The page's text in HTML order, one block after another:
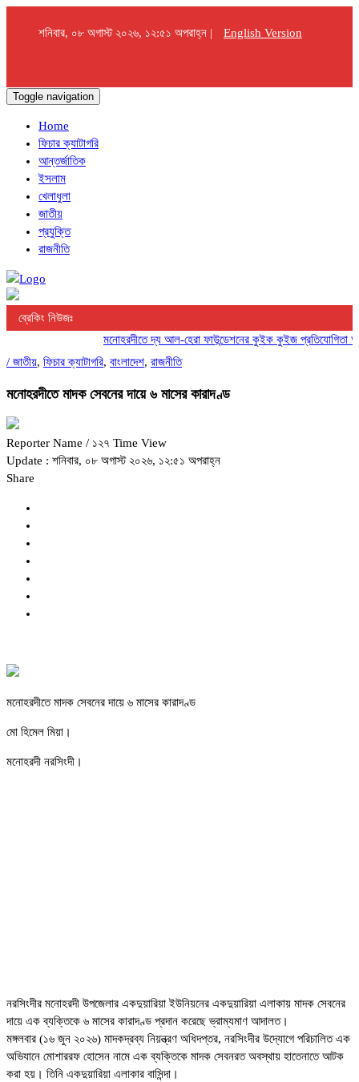
শনিবার, ০৮ অগাস্ট ২০২৬, ১২:৫১ অপরাহ্ন | English Version
Toggle navigation
Home
ফিচার ক্যাটাগরি
আন্তর্জাতিক
ইসলাম
খেলাধুলা
জাতীয়
প্রযুক্তি
রাজনীতি
ব্রেকিং নিউজঃ
মনোহরদীতে দ্য আল-হেরা ফাউন্ডেশনের কুইক কুইজ প্রতিযোগিতা
/ জাতীয়, ফিচার ক্যাটাগরি, বাংলাদেশ, রাজনীতি
মনোহরদীতে মাদক সেবনের দায়ে ৬ মাসের কারাদণ্ড
Reporter Name / ১২৭ Time View
Update : শনিবার, ০৮ অগাস্ট ২০২৬, ১২:৫১ অপরাহ্ন
Share
মনোহরদীতে মাদক সেবনের দায়ে ৬ মাসের কারাদণ্ড
মো হিমেল মিয়া।
মনোহরদী নরসিংদী।
নরসিংদীর মনোহরদী উপজেলার একদুয়ারিয়া ইউনিয়নের একদুয়ারিয়া এলাকায় মাদক সেবনের
দায়ে এক ব্যক্তিকে ৬ মাসের কারাদণ্ড প্রদান করেছে ভ্রাম্যমাণ আদালত।
মঙ্গলবার (১৬ জুন ২০২৬) মাদকদ্রব্য নিয়ন্ত্রণ অধিদপ্তর, নরসিংদীর উদ্যোগে পরিচালিত এক
অভিযানে মোশাররফ হোসেন নামে এক ব্যক্তিকে মাদক সেবনরত অবস্থায় হাতেনাতে আটক
করা হয়। তিনি একদুয়ারিয়া এলাকার বাসিন্দা।